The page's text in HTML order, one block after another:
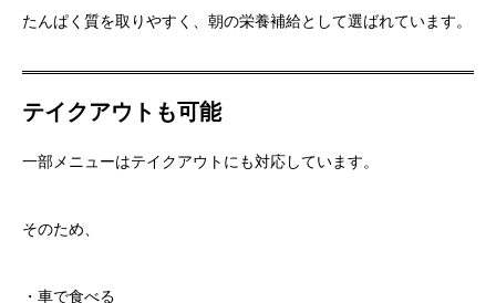
たんぱく質を取りやすく、朝の栄養補給として選ばれています。
テイクアウトも可能
一部メニューはテイクアウトにも対応しています。
そのため、
・車で食べる